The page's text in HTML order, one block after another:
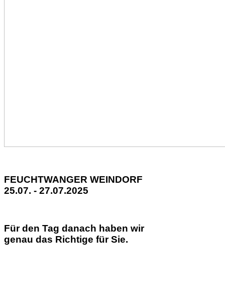
FEUCHTWANGER WEINDORF
25.07. - 27.07.2025
Für den Tag danach haben wir
genau das Richtige für Sie.